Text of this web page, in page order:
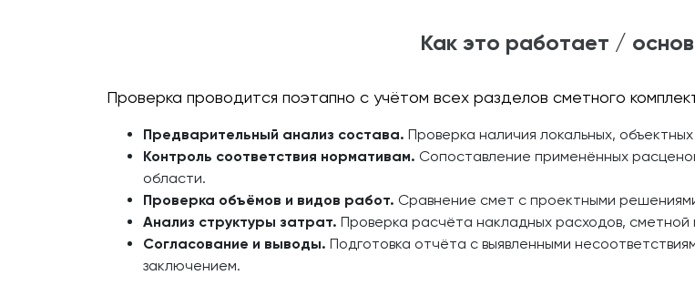
Как это работает /
Проверка проводится поэтапно с учётом всех разделов сметного
Предварительный анализ состава. Проверка наличия локальных,
Контроль соответствия нормативам. Сопоставление применённых
области.
Проверка объёмов и видов работ. Сравнение смет с проектными
Анализ структуры затрат. Проверка расчёта накладных расходов,
Согласование и выводы. Подготовка отчёта с выявленными
заключением.